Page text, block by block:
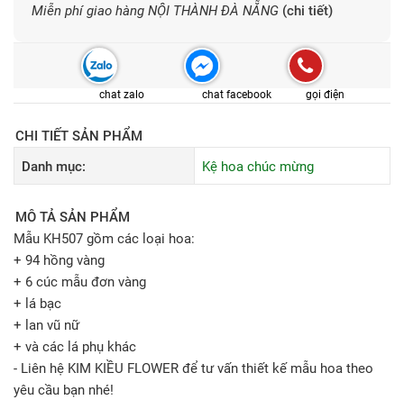
Miễn phí giao hàng NỘI THÀNH ĐÀ NẴNG (chi tiết)
chat zalo chat facebook gọi điện
CHI TIẾT SẢN PHẨM
Danh mục:
Kệ hoa chúc mừng
MÔ TẢ SẢN PHẨM
Mẫu KH507 gồm các loại hoa:
+ 94 hồng vàng
+ 6 cúc mẫu đơn vàng
+ lá bạc
+ lan vũ nữ
+ và các lá phụ khác
- Liên hệ KIM KIỀU FLOWER để tư vấn thiết kế mẫu hoa theo
yêu cầu bạn nhé!